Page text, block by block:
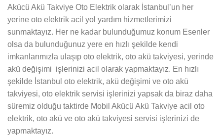
Akücü Akü Takviye Oto Elektrik olarak İstanbul’un her
yerine oto elektrik acil yol yardım hizmetlerimizi
sunmaktayız. Her ne kadar bulunduğumuz konum Esenler
olsa da bulunduğunuz yere en hızlı şekilde kendi
imkanlarımızla ulaşıp oto elektrik, oto akü takviyesi, yerinde
akü değişimi işlerinizi acil olarak yapmaktayız. En hızlı
şekilde İstanbul oto elektrik, akü değişimi ve oto akü
takviyesi, oto elektrik servisi işlerinizi yapsak da biraz daha
süremiz olduğu taktirde Mobil Akücü Akü Takviye acil oto
elektrik, oto akü ve oto akü takviyesi servisi işlerinizi de
yapmaktayız.